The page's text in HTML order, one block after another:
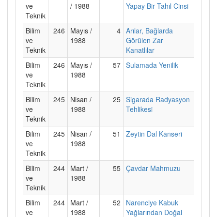
ve
Teknik
/ 1988
Yapay Bir Tahıl Cinsi
Bilim
ve
Teknik
246
Mayıs /
1988
4 Arılar, Bağlarda
Görülen Zar
Kanatlılar
Bilim
ve
Teknik
246
Mayıs /
1988
57 Sulamada Yenilik
Bilim
ve
Teknik
245 Nisan /
1988
25 Sigarada Radyasyon
Tehlikesi
Bilim
ve
Teknik
245 Nisan /
1988
51 Zeytin Dal Kanseri
Bilim
ve
Teknik
244 Mart /
1988
55 Çavdar Mahmuzu
Bilim
ve
244 Mart /
1988
52
Narenciye Kabuk
Yağlarından Doğal